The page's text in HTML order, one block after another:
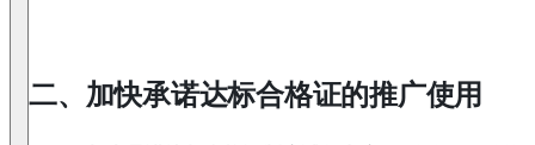
二、加快承诺达标合格证的推广使用